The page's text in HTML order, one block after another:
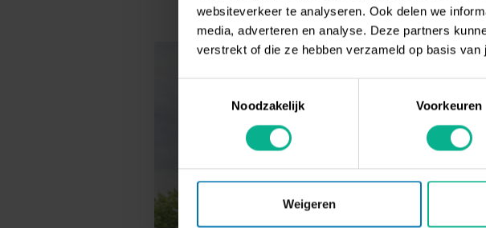
websiteverkeer te analyseren. Ook delen we
media, adverteren en analyse. Deze partners
verstrekt of die ze hebben verzameld op basis
Noodzakelijk
Voorkeuren
Weigeren